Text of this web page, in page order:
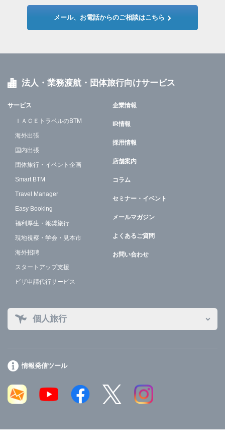
メール、お電話からのご相談はこちら
法人・業務渡航・団体旅行向けサービス
サービス
ＩＡＣＥトラベルのBTM
海外出張
国内出張
団体旅行・イベント企画
Smart BTM
Travel Manager
Easy Booking
福利厚生・報奨旅行
現地視察・学会・見本市
海外招聘
スタートアップ支援
ビザ申請代行サービス
企業情報
IR情報
採用情報
店舗案内
コラム
セミナー・イベント
メールマガジン
よくあるご質問
お問い合わせ
個人旅行
情報発信ツール